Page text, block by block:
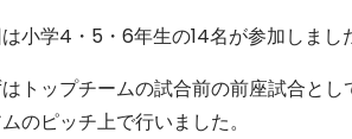
小学4・5・6年生の14名が参加しまし
はトップチームの試合前の前座試合と
のピッチ上で行いました。